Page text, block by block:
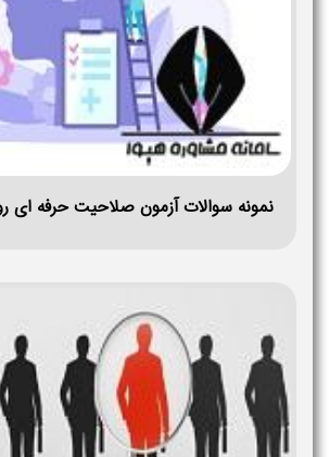
نمونه سوالات آزمون صلاحیت حرفه ای